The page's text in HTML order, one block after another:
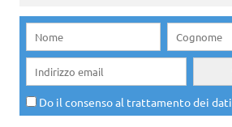
Do il consenso al trattamento dei dati